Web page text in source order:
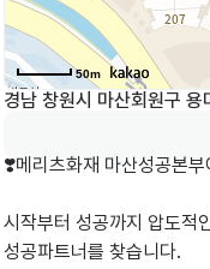
50m
경남 창원시 마산회원구
❣️메리츠화재 마산성공본
시작부터 성공까지 압도적
성공파트너를 찾습니다.